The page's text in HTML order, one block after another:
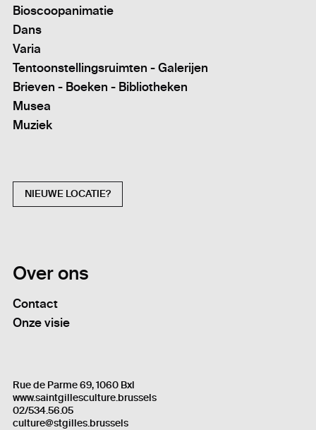
Bioscoopanimatie
Dans
Varia
Tentoonstellingsruimten - Galerijen
Brieven - Boeken - Bibliotheken
Musea
Muziek
NIEUWE LOCATIE?
Over ons
Contact
Onze visie
Rue de Parme 69, 1060 Bxl
www.saintgillesculture.brussels
02/534.56.05
culture@stgilles.brussels